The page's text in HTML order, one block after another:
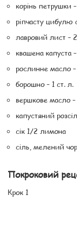
корінь петрушки
ріпчасту цибулю
лавровий лист –
квашена капуста
рослинне масло
борошно – 1 ст. л.
вершкове масло
капустяний
сік 1/2 лимона
сіль, мелений
Покроковий
Крок 1